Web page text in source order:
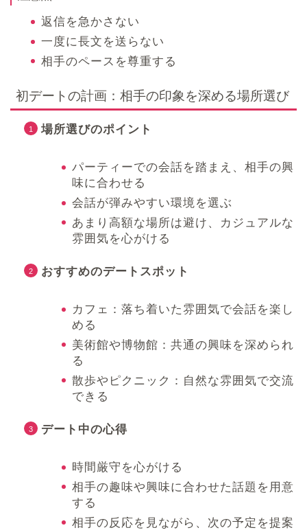
返信を急かさない
一度に長文を送らない
相手のペースを尊重する
初デートの計画：相手の印象を深める場所選び
場所選びのポイント
パーティーでの会話を踏まえ、相手の興
味に合わせる
会話が弾みやすい環境を選ぶ
あまり高額な場所は避け、カジュアルな
雰囲気を心がける
おすすめのデートスポット
カフェ：落ち着いた雰囲気で会話を楽し
める
美術館や博物館：共通の興味を深められ
る
散歩やピクニック：自然な雰囲気で交流
できる
デート中の心得
時間厳守を心がける
相手の趣味や興味に合わせた話題を用意
する
相手の反応を見ながら、次の予定を提案